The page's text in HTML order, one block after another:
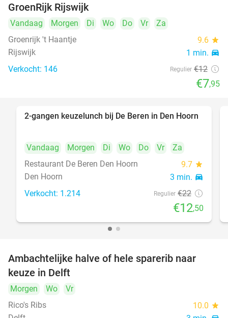
GroenRijk Rijswijk
Vandaag Morgen Di Wo Do Vr
Za
Groenrijk 't Haantje
9.6 star
Rijswijk 1 min. directions_car
Verkocht: 146 Regulier €12
€7,95
43%
2-gangen keuzelunch bij De Beren in Den Hoorn
Vandaag Morgen Di Wo Do Vr
Za
Restaurant De Beren Den Hoorn
9.7 star
Den Hoorn 3 min. directions_car
Verkocht: 1.214 Regulier €22
€12,50
Ambachtelijke halve of hele sparerib naar
keuze in Delft
Morgen Wo
Vr
Rico's Ribs
10.0 star